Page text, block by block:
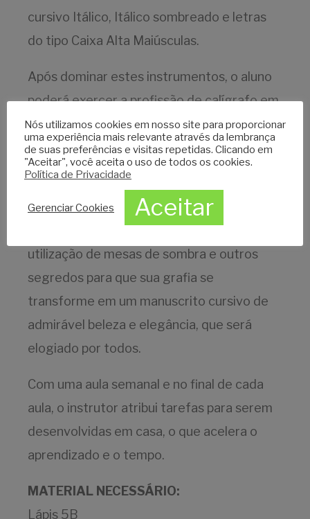
cursivo Itálico, Itálico sombreado e letras
do tipo Caixa Alta Maiúsculas.
Após dominar estes instrumentos, o aluno
poderá exercer a profissão de calígrafo em
diversas atividades, como no sobrescrito
de convites de casamento, formatura,
aniversário e eventos em geral.
No curso o participante aprende escrever
utilização de mesas de sombra e outros
segredos para que sua grafia se
transforme em um manuscrito cursivo de
admirável beleza e elegância, que será
elogiado por todos.
Com uma aula semanal e no final de cada
aula, o instrutor atribui tarefas para serem
desenvolvidas em casa, o que acelera o
aprendizado e o tempo.
MATERIAL NECESSÁRIO:
Lápis 5B
Nós utilizamos cookies em nosso site para proporcionar
uma experiência mais relevante através da lembrança
de suas preferências e visitas repetidas. Clicando em
"Aceitar", você aceita o uso de todos os cookies.
Política de Privacidade
Gerenciar Cookies Aceitar